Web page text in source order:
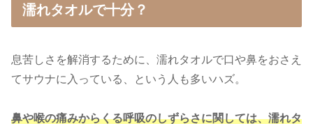
濡れタオルで十分？
息苦しさを解消するために、濡れタオルで口や鼻をおさえ
てサウナに入っている、という人も多いハズ。
鼻や喉の痛みからくる呼吸のしずらさに関しては、濡れタ